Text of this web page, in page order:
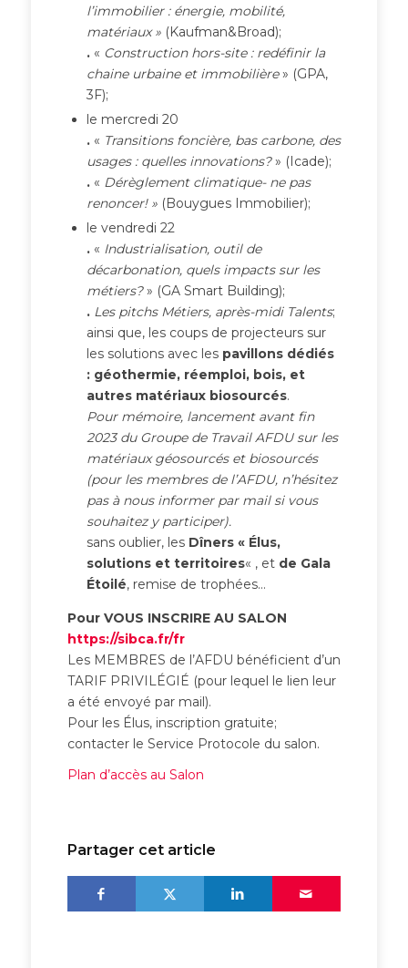
l’immobilier : énergie, mobilité,
matériaux » (Kaufman&Broad);
.« Construction hors-site : redéfinir la
chaine urbaine et immobilière» (GPA,
3F);
le mercredi 20
. « Transitions foncière, bas carbone, des
usages : quelles innovations?» (Icade);
. « Dérèglement climatique- ne pas
renoncer! »(Bouygues Immobilier);
le vendredi 22
. « Industrialisation, outil de
décarbonation, quels impacts sur les
métiers?» (GA Smart Building);
. Les pitchs Métiers, après-midi Talents;
ainsi que, les coups de projecteurs sur
les solutions avec les pavillons dédiés
: géothermie, réemploi, bois, et
autres matériaux biosourcés.
Pour mémoire, lancement avant fin
2023 du Groupe de Travail AFDU sur les
matériaux géosourcés et biosourcés
(pour les membres de l’AFDU, n’hésitez
pas à nous informer par mail si vous
souhaitez y participer).
sans oublier, les Dîners « Élus,
solutions et territoires« , et de Gala
Étoilé, remise de trophées…
Pour VOUS INSCRIRE AU SALON
https://sibca.fr/fr
Les MEMBRES de l’AFDU bénéficient d’un
TARIF PRIVILÉGIÉ (pour lequel le lien leur
a été envoyé par mail).
Pour les Élus, inscription gratuite;
contacter le Service Protocole du salon.
Plan d’accès au Salon
Partager cet article